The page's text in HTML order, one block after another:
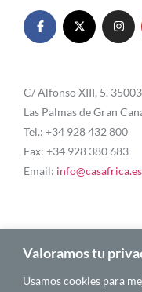
Valoramos tu
Usamos cookies para
C/ Alfonso XIII, 5.
Las Palmas de Gran
Tel.: +34 928 432 800
Fax: +34 928 380 683
Email: info@casafrica.es
Blog
About Us